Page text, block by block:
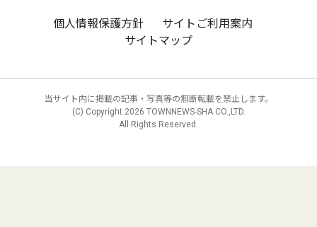
個人情報保護方針
サイトご利用案内
サイトマップ
当サイト内に掲載の記事・写真等の無断転載を禁止します。
(C) Copyright 2026 TOWNNEWS-SHA CO.,LTD.
All Rights Reserved.